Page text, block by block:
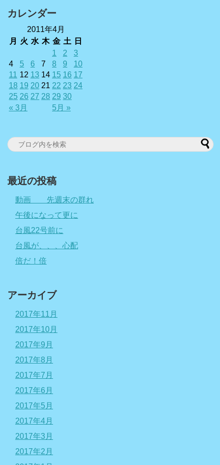
カレンダー
2011年4月
月
火 水 木 金 土 日
« 3月 5月 »
1 2
3
4
5 6 7 8 9
10
11 12 13 14 15 16 17
18 19 20 21 22 23 24
25 26 27 28 29 30
最近の投稿
動画 先週末の群れ
午後になって更に
台風22号前に
台風が、、、心配
倍だ！倍
アーカイブ
2017年11月
2017年10月
2017年9月
2017年8月
2017年7月
2017年6月
2017年5月
2017年4月
2017年3月
2017年2月